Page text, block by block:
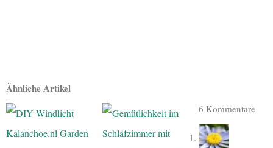
Ähnliche Artikel
6 Kommentare